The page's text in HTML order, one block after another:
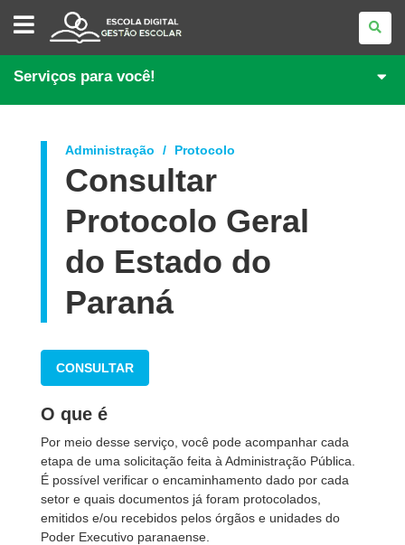
GESTÃO
ESCOLAR
Serviços para você!
Administração Protocolo
Consultar
Protocolo Geral
do Estado do
Paraná
CONSULTAR
O que é
Por meio desse serviço, você pode acompanhar cada
etapa de uma solicitação feita à Administração Pública.
É possível verificar o encaminhamento dado por cada
setor e quais documentos já foram protocolados,
emitidos e/ou recebidos pelos órgãos e unidades do
Poder Executivo paranaense.